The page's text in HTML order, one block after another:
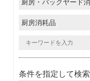
条件を指定して検索